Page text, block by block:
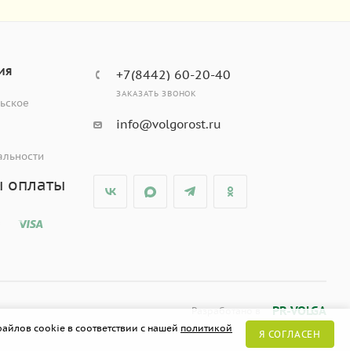
оплаты
+7(8442) 60-20-40
ЗАКАЗАТЬ ЗВОНОК
info@volgorost.ru
Разработано в PR-VOLGA
cookie в соответствии с нашей политикой
Я СОГЛАСЕН